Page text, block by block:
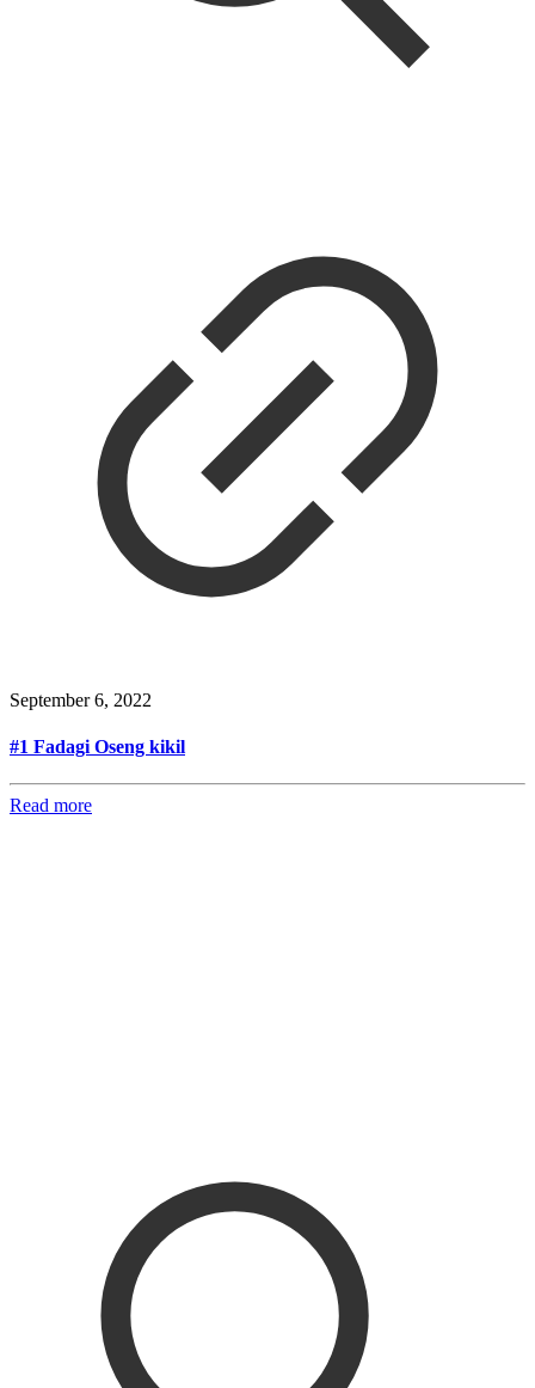
September 6, 2022
#1 Fadagi Oseng kikil
Read more